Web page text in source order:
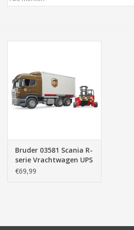
Zeeuws/Streek
Elektra
Speelgoed & hobby
Cadeau & feest
Bruder 03581 Scania R-
serie Vrachtwagen UPS
met Heftruck (1:16)
€69,99